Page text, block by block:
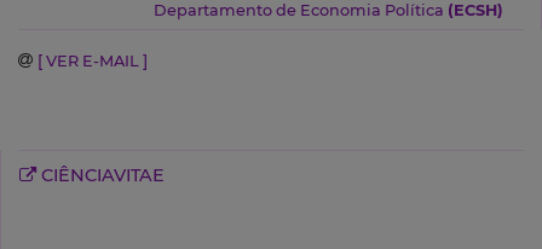
Departamento de Economia Política (ECSH)
[ VER E-MAIL ]
CIÊNCIAVITAE